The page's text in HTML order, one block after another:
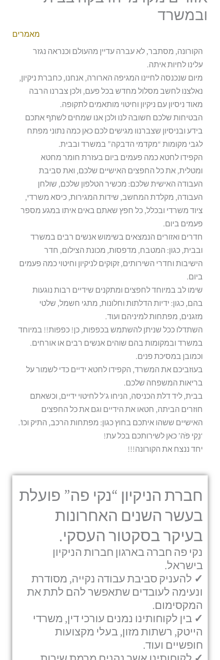
ובמשרד
מאמרים
הקורונה, מסתבר, לא עברה עדיין מהעולם וכנראה נגזר
עלינו לחיות איתה.
מיום שנכנסה לחיינו המגיפה הארורה, אנחנו, כחברת ניקיון,
נאלצנו לחשב מסלול מחדש בכל פעם, ולכן צברנו הרבה
מאוד ניסיון עם ניקיון וחיטוי מותאמים לתקופה.
הבטיחות שלכם חשובה לנו ולכן אנו שמחים לשתף אתכם
בידע ובניסיון שצברנוו מגישים לכם כאן כמה נתוני מפתח
לגבי מקומות “מקדמי הדבקה” במשרד ובבית.
הקפידו לחטא כמה פעמים ביום בעזרת חומר מחטא
ומטלית, את כל החפצים האישיים שלכם, ואת סביבת
העבודה האישית שלכם: מכשיר הטלפון שלכם, שולחן
העבודה, מקלדת המחשב, שידות המגירות, כיסא משרדי,
ציוד משרדי ובכלל, כל חפץ שאתם באים איתו במגע מספר
פעמים ביום.
חדרים ואזורים הנמצאים בשימוש אנשים רבים במשרד
ובבית, כגון: המטבח, מדפסות, מכונת הצילום, חדר
הישיבות וחדרי השירותים, זקוקים לניקיון וחיטוי כמה פעמים
ביום.
שימו לב במיוחד לחפצים ומתקנים שידיים רבות נוגעות
בהם, כגון: ידיות הדלתות וחלונות, מתגי חשמל, שלטי
מזגנים, מפתחות למיניהם ועוד.
השתדלו ככל שניתן להשתמש בכפפות, כן! כפפות!! במיוחד
במשרד ובמקומות בהם שוהים אנשים רבים או אורחים.
וכמובן במסיכת פנים.
בעוזביכם את המשרד, הקפידו לחטא ידיים כדי לשמור על
בריאות המשפחה שלכם.
בבית, ליד דלת הכניסה, הניחו ג’ל לחיטוי ידיים, וכשאתם
חוזרים הביתה, חטאו את הידיים וגם את כל החפצים
האישיים ששהו איתכם בחוץ כגון: מפתחות הרכב, התיק וכו’.
‘נָקִי פֹּה’ כאן לשירותכם בכל עת!
יחד ננצח את הקורונה!!!
חברת הניקיון “נקי פה” פועלת
בעשר השנים האחרונות
בעיקר בסקטור העסקי.
נקי פה חברה בארגון חברות הניקיון
בישראל.
✓ להעניק סביבת עבודה נקייה, מסודרת
ונעימה לעובדים שתאפשר להם לתת את
המקסימום.
✓ בין לקוחותינו נמנים עורכי דין, משרדי
הייטק, רשתות מזון, בעלי מקצועות
חופשיים ועוד.